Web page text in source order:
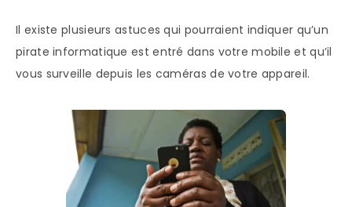
Il existe plusieurs astuces qui pourraient indiquer qu’un
pirate informatique est entré dans votre mobile et qu’il
vous surveille depuis les caméras de votre appareil.